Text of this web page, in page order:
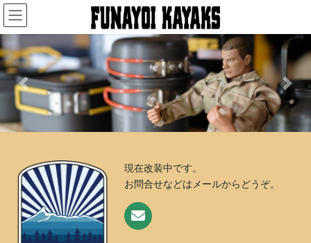
コ
ン
テ
ン
ツ
へ
ス
ッ
ナ
ビ
ゲ
ー
シ
ョ
ン
移
Previous Next
現在改装中です。
お問合せなどはメールからどうぞ。